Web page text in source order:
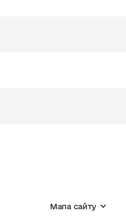
Мапа сайту